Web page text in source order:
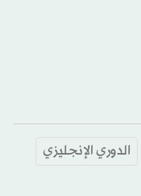
الدوري الإنجليزي